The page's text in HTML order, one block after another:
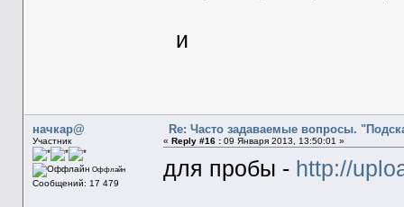
и
начкар@
Участник
Оффлайн
Сообщений: 17 479
Re: Часто задаваемые вопросы.
« Reply #16 :09 Января 2013, 13:50:01 »
для пробы - http://